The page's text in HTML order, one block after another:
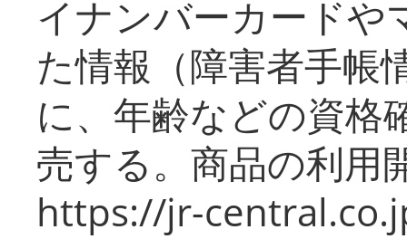
イナンバーカードや
た情報（障害者手帳
に、年齢などの資格
売する。商品の利用
https://jr-